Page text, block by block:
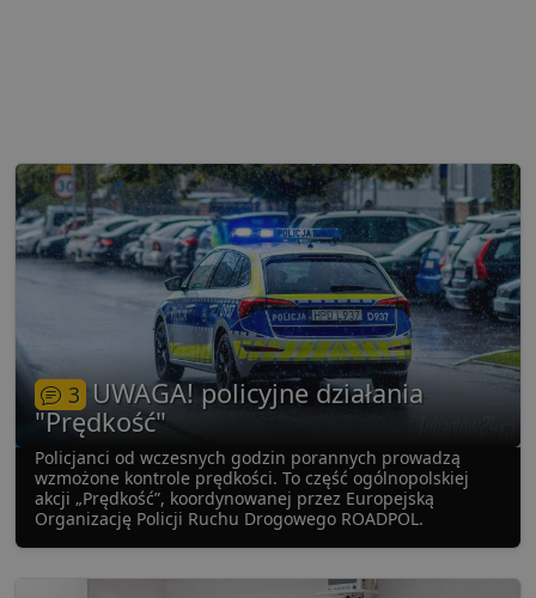
3 UWAGA! policyjne działania
"Prędkość"
Policjanci od wczesnych godzin porannych prowadzą
wzmożone kontrole prędkości. To część ogólnopolskiej
akcji „Prędkość”, koordynowanej przez Europejską
Organizację Policji Ruchu Drogowego ROADPOL.